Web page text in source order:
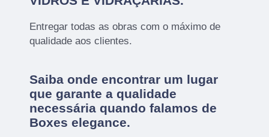
Entregar todas as obras com o máximo de
qualidade aos clientes.
Saiba onde encontrar um lugar
que garante a qualidade
necessária quando falamos de
Boxes elegance.